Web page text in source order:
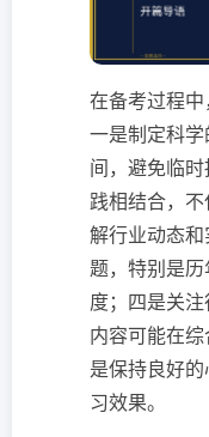
在备考过程中
一是制定科
间，避免临
践相结合，
解行业动态
题，特别是
度；四是关
内容可能在
是保持良好
习效果。